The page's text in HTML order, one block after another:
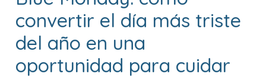
convertir el día más triste
del año en una
oportunidad para cuidar